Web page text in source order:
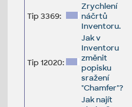
Tip 3369:
Zrychlení
náčrtů
Inventoru.
Tip 12020:
Jak v
Inventoru
změnit
popisku
sražení
"Chamfer"?
Jak najít